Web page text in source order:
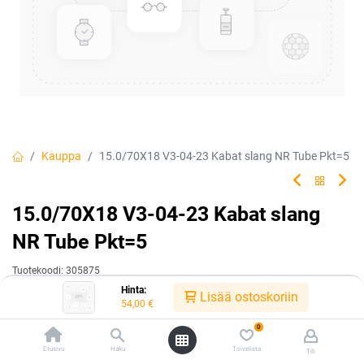
Hinta:
54,00 € Lisää ostoskoriin
Etusivu Haku
0
Toivelista Tili
Kauppa 15.0/70X18 V3-04-23 Kabat slang NR Tube Pkt=5
15.0/70X18 V3-04-23 Kabat slang
NR Tube Pkt=5
Tuotekoodi: 305875
/ kpl
Heti saatavilla:
Toimittajilla (kotimaa):
Saatavilla
Toimitusaika: